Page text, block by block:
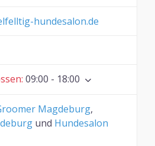
hundesalon.de
: 09:00 - 18:00
Magdeburg,
und Hundesalon